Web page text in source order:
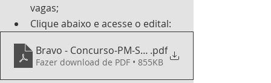
vagas;
Clique abaixo e acesse o edital:
Bravo - Concurso-PM-SP-edital_2023
.pdf
Fazer download de PDF • 855KB